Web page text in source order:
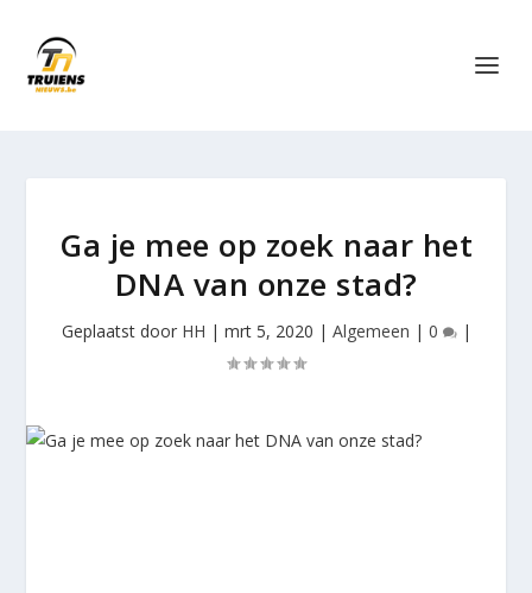
Ga je mee op zoek naar het
DNA van onze stad?
Geplaatst door HH | mrt 5, 2020 | Algemeen | 0 |